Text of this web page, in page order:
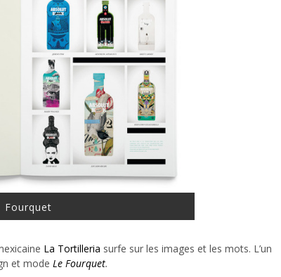
Fourquet
La Tortilleria surfe sur les images et les mots. L’un
et mode Le Fourquet.